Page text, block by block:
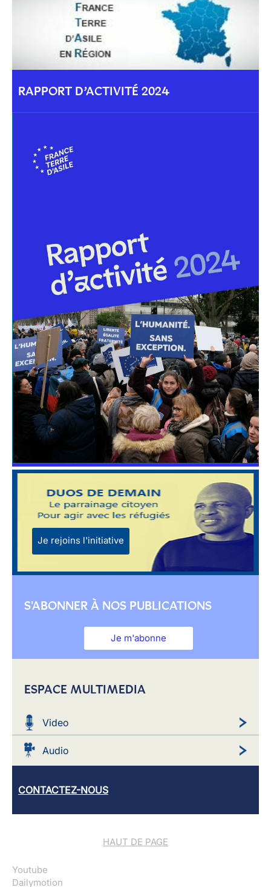
RAPPORT D’ACTIVITÉ 2024
Je rejoins l'initiative
S'ABONNER À NOS PUBLICATIONS
Je m'abonne
ESPACE MULTIMEDIA
Video
Audio
CONTACTEZ-NOUS
HAUT DE PAGE
Youtube
Dailymotion